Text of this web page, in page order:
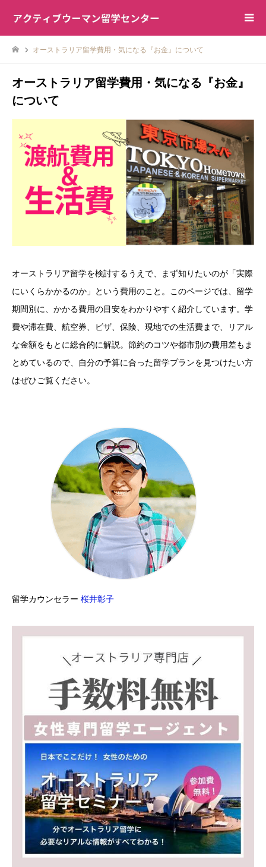
オーストラリア留学費用・気になる『お金』について
オーストラリア留学費用・気になる『お金』
について
オーストラリア留学を検討するうえで、まず知りたいのが「実際
にいくらかかるのか」という費用のこと。このページでは、留学
期間別に、かかる費用の目安をわかりやすく紹介しています。学
費や滞在費、航空券、ビザ、保険、現地での生活費まで、リアル
な金額をもとに総合的に解説。節約のコツや都市別の費用差もま
とめているので、自分の予算に合った留学プランを見つけたい方
はぜひご覧ください。
留学カウンセラー 桜井彰子